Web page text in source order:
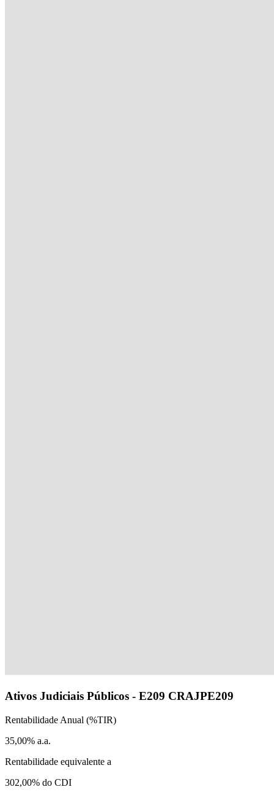
Ativos Judiciais Públicos - E209 CRAJPE209
Rentabilidade Anual (%TIR)
35,00% a.a.
Rentabilidade equivalente a
302,00% do CDI